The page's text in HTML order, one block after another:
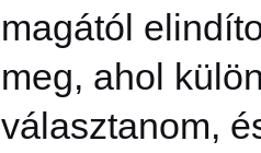
magától
meg, ahol
választanom,